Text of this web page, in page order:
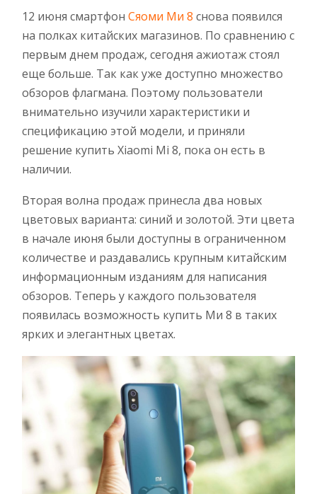
12 июня смартфон Сяоми Ми 8 снова появился
на полках китайских магазинов. По сравнению с
первым днем продаж, сегодня ажиотаж стоял
еще больше. Так как уже доступно множество
обзоров флагмана. Поэтому пользователи
внимательно изучили характеристики и
спецификацию этой модели, и приняли
решение купить Xiaomi Mi 8, пока он есть в
наличии.
Вторая волна продаж принесла два новых
цветовых варианта: синий и золотой. Эти цвета
в начале июня были доступны в ограниченном
количестве и раздавались крупным китайским
информационным изданиям для написания
обзоров. Теперь у каждого пользователя
появилась возможность купить Ми 8 в таких
ярких и элегантных цветах.